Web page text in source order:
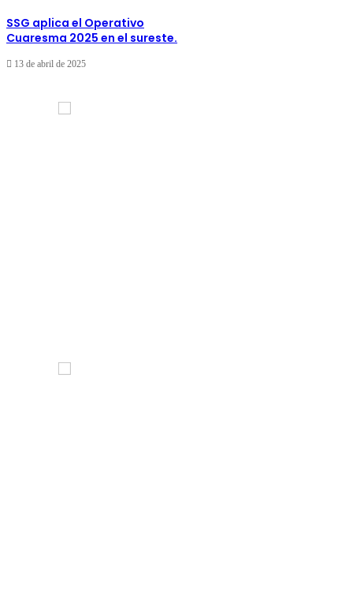
SSG aplica el Operativo
Cuaresma 2025 en el sureste.
13 de abril de 2025